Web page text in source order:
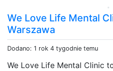
We Love Life Mental
Warszawa
Dodano: 1 rok 4 tygodnie temu
We Love Life Mental Clinic